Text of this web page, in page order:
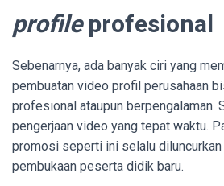
profile profesional
Sebenarnya, ada banyak ciri yang
pembuatan video profil perusahaan
profesional ataupun berpengalaman.
pengerjaan video yang tepat waktu.
promosi seperti ini selalu
pembukaan peserta didik baru.